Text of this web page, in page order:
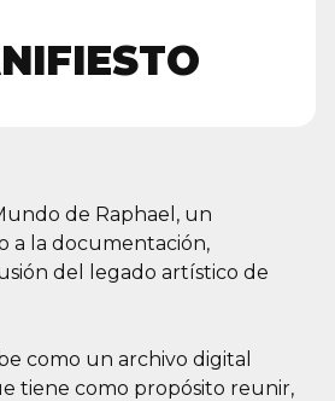
de Raphael, un
a la documentación,
del legado artístico de
como un archivo digital
tiene como propósito reunir,